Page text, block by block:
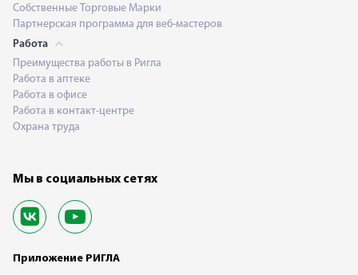
Собственные Торговые Марки
Партнерская программа для веб-мастеров
Работа
Преимущества работы в Ригла
Работа в аптеке
Работа в офисе
Работа в контакт-центре
Охрана труда
Мы в социальных сетях
Приложение РИГЛА